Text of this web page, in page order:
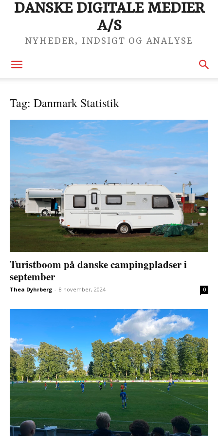
DANSKE DIGITALE MEDIER
A/S
NYHEDER, INDSIGT OG ANALYSE
Tag: Danmark Statistik
Turistboom på danske campingpladser i
september
Thea Dyhrberg - 8 november, 2024 0